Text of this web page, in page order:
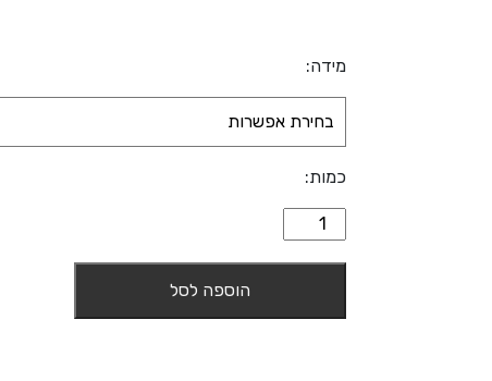
מידה:
כמות:
כמות
של
חלוק
טטרה
הוספה לסל